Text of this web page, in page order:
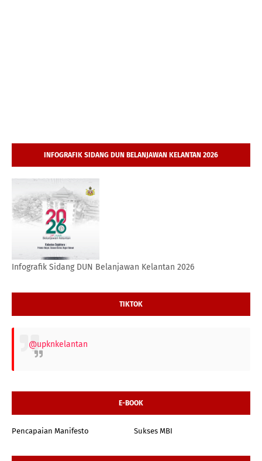
INFOGRAFIK SIDANG DUN BELANJAWAN KELANTAN 2026
Infografik Sidang DUN Belanjawan Kelantan 2026
TIKTOK
@upknkelantan
E-BOOK
Pencapaian Manifesto Sukses MBI